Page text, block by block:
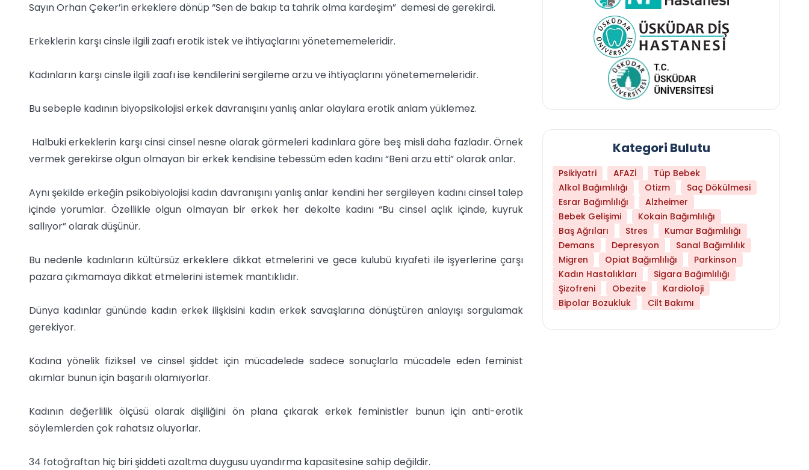
Sayın Orhan Çeker’in erkeklere dönüp “Sen de bakıp ta tahrik olma kardeşim” demesi de gerekirdi.
Erkeklerin karşı cinsle ilgili zaafı erotik istek ve ihtiyaçlarını yönetememeleridir.
Kadınların karşı cinsle ilgili zaafı ise kendilerini sergileme arzu ve ihtiyaçlarını yönetememeleridir.
Bu sebeple kadının biyopsikolojisi erkek davranışını yanlış anlar olaylara erotik anlam yüklemez.
Halbuki erkeklerin karşı cinsi cinsel nesne olarak görmeleri kadınlara göre beş misli daha fazladır. Örnek
vermek gerekirse olgun olmayan bir erkek kendisine tebessüm eden kadını “Beni arzu etti” olarak anlar.
Aynı şekilde erkeğin psikobiyolojisi kadın davranışını yanlış anlar kendini her sergileyen kadını cinsel talep
içinde yorumlar. Özellikle olgun olmayan bir erkek her dekolte kadını “Bu cinsel açlık içinde, kuyruk
sallıyor” olarak düşünür.
Bu nedenle kadınların kültürsüz erkeklere dikkat etmelerini ve gece kulubü kıyafeti ile işyerlerine çarşı
pazara çıkmamaya dikkat etmelerini istemek mantıklıdır.
Dünya kadınlar gününde kadın erkek ilişkisini kadın erkek savaşlarına dönüştüren anlayışı sorgulamak
gerekiyor.
Kadına yönelik fiziksel ve cinsel şiddet için mücadelede sadece sonuçlarla mücadele eden feminist
akımlar bunun için başarılı olamıyorlar.
Kadının değerlilik ölçüsü olarak dişiliğini ön plana çıkarak erkek feministler bunun için anti-erotik
söylemlerden çok rahatsız oluyorlar.
34 fotoğraftan hiç biri şiddeti azaltma duygusu uyandırma kapasitesine sahip değildir.
Kategori Bulutu
Psikiyatri AFAZİ
Tüp Bebek
Alkol Bağımlılığı
Otizm
Saç Dökülmesi
Esrar Bağımlılığı
Alzheimer
Bebek Gelişimi
Kokain Bağımlılığı
Baş Ağrıları
Stres
Kumar Bağımlılığı
Demans
Depresyon
Sanal Bağımlılık
Migren
Opiat Bağımlılığı
Parkinson
Kadın Hastalıkları
Sigara Bağımlılığı
Şizofreni
Obezite
Kardioloji
Bipolar Bozukluk
Cilt Bakımı